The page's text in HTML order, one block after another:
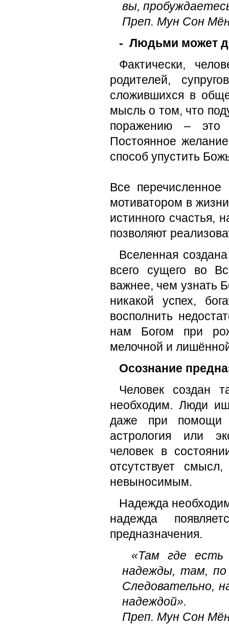
вы,
Преп. Мун Сон
- Людьми может
Фактически,
родителей,
сложившихся в
мысль о том, что
поражению – это
Постоянное
способ упустить
Все
мотиватором в
истинного счастья,
позволяют
Вселенная
всего сущего во
важнее, чем узнать
никакой успех,
восполнить
нам Богом при
мелочной и
Осознание
Человек создан
необходим. Люди
даже при помощи
астрология или
человек в
отсутствует
невыносимым.
Надежда
надежда
предназначения.
«Там где есть
надежды, там, по
Следовательно,
надеждой».
Преп. Мун Сон